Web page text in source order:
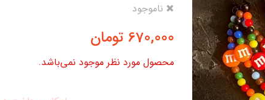
ناموجود
670,000 تومان
محصول مورد نظر موجود نمی‌باشد.